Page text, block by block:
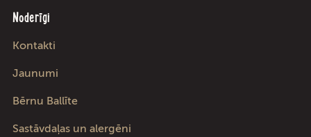
Noderīgi
Kontakti
Jaunumi
Bērnu Ballīte
Sastāvdaļas un alergēni